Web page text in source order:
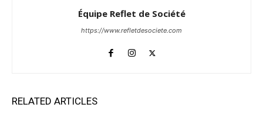
Équipe Reflet de Société
https://www.refletdesociete.com
RELATED ARTICLES